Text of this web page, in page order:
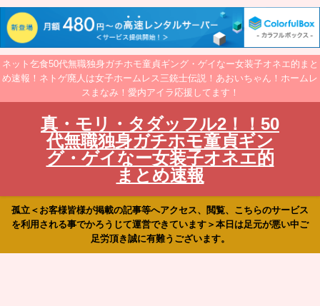
ネット乞食50代無職独身ガチホモ童貞ギング・ゲイなー女装子オネエ的まと
め速報！ネトゲ廃人は女子ホームレス三銃士伝説！あおいちゃん！ホームレ
スまなみ！愛内アイラ応援してます！
真・モリ・タダッフル2！！50
代無職独身ガチホモ童貞ギン
グ・ゲイなー女装子オネエ的
まとめ速報
孤立＜お客様皆様が掲載の記事等へアクセス、閲覧、こちらのサービス
を利用される事でかろうじて運営できています＞本日は足元が悪い中ご
足労頂き誠に有難うございます。